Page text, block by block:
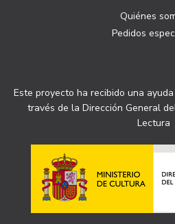
Quiénes
Pedidos
Este proyecto ha recibido una
través de la Dirección General
Lectura